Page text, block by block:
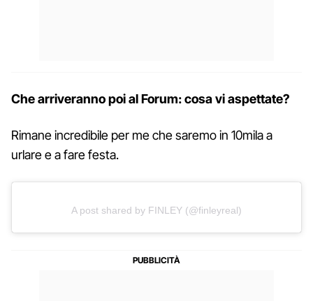
Che arriveranno poi al Forum: cosa vi aspettate?
Rimane incredibile per me che saremo in 10mila a
urlare e a fare festa.
A post shared by FINLEY (@finleyreal)